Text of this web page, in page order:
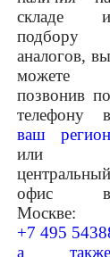
складе и
подбору
аналогов, вы
можете
позвонив по
телефону в
ваш регион
или
центральный
офис в
Москве:
+7 495
а также